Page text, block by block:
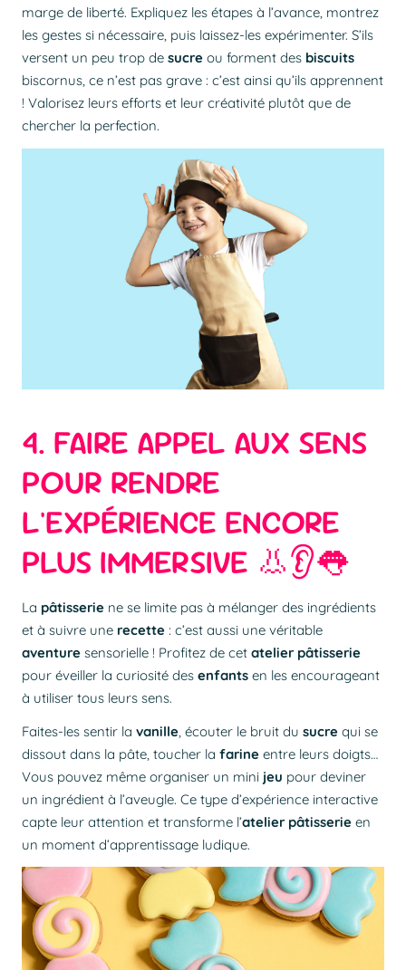
marge de liberté. Expliquez les étapes à l’avance, montrez
les gestes si nécessaire, puis laissez-les expérimenter. S’ils
versent un peu trop de sucre ou forment des biscuits
biscornus, ce n’est pas grave : c’est ainsi qu’ils apprennent
! Valorisez leurs efforts et leur créativité plutôt que de
chercher la perfection.
4. FAIRE APPEL AUX SENS
POUR RENDRE
L'EXPÉRIENCE ENCORE
PLUS IMMERSIVE 👃👂👅
La pâtisserie ne se limite pas à mélanger des ingrédients
et à suivre une recette : c’est aussi une véritable
aventure sensorielle ! Profitez de cet atelier pâtisserie
pour éveiller la curiosité des enfants en les encourageant
à utiliser tous leurs sens.
Faites-les sentir la vanille, écouter le bruit du sucre qui se
dissout dans la pâte, toucher la farine entre leurs doigts…
Vous pouvez même organiser un mini jeu pour deviner
un ingrédient à l’aveugle. Ce type d’expérience interactive
capte leur attention et transforme l’atelierpâtisserie en
un moment d’apprentissage ludique.